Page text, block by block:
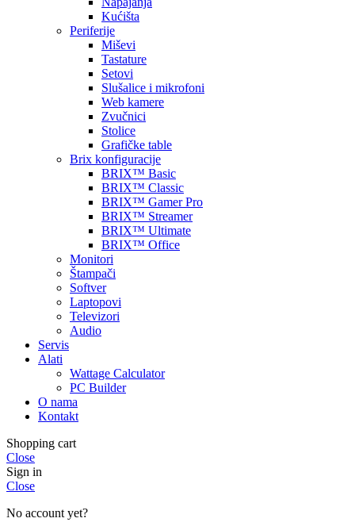
Kućišta
Periferije
Miševi
Tastature
Setovi
Slušalice i mikrofoni
Web kamere
Zvučnici
Stolice
Grafičke table
Brix konfiguracije
BRIX™ Basic
BRIX™ Classic
BRIX™ Gamer Pro
BRIX™ Streamer
BRIX™ Ultimate
BRIX™ Office
Monitori
Štampači
Softver
Laptopovi
Televizori
Audio
Servis
Alati
Wattage Calculator
PC Builder
O nama
Kontakt
Shopping cart
Close
Sign in
Close
No account yet?